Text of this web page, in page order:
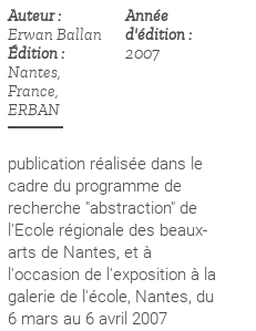
Auteur
Erwan Ballan
Édition
Nantes,
France,
ERBAN
Année
d'édition
2007
publication réalisée dans le
cadre du programme de
recherche "abstraction" de
l'Ecole régionale des beaux-
arts de Nantes, et à
l'occasion de l'exposition à la
galerie de l'école, Nantes, du
6 mars au 6 avril 2007